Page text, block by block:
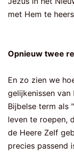
met Hem te
Opnieuw twee
En zo zien we
gelijkenissen
Bijbelse term als
leven te roepen,
de Heere Zelf
precies passend